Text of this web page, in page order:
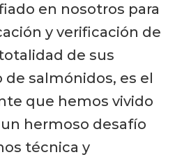
en nosotros para
y verificación de
de sus
salmónidos, es el
que hemos vivido
hermoso desafío
técnica y